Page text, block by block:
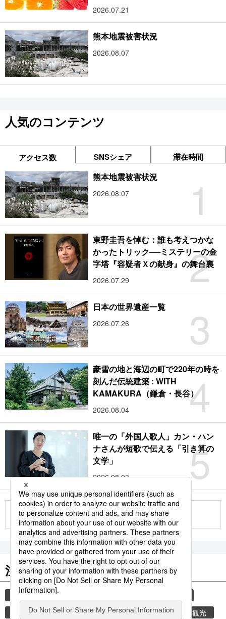
2026.07.21
熊本地震被害状況
2026.08.07
人気のコンテンツ
アクセス数 SNSシェア 滞在時間
1
熊本地震被害状況
2026.08.07
2
東野圭吾を悼む：誰も考えつかな
かったトリック──ミステリーの金
字塔『容疑者Ｘの献身』の舞台裏
2026.07.29
3
日本の世界遺産一覧
2026.07.26
4
豪雪の地と海辺の町で220年の時を
刻んだ伝統建築 : WITH
KAMAKURA（鎌倉・長谷）
2026.08.04
5
唯一の「外国人歌人」カン・ハン
ナさんが短歌で伝える「引き算の
文学」
2026.08.03
もっと見る
注目のキーワード
共同通信ニュース
香辛料
時事通信ニュース 乾物 旅 観光